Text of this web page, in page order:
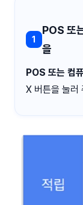
1
POS 또
을
POS 또는 컴
X 버튼을 눌러